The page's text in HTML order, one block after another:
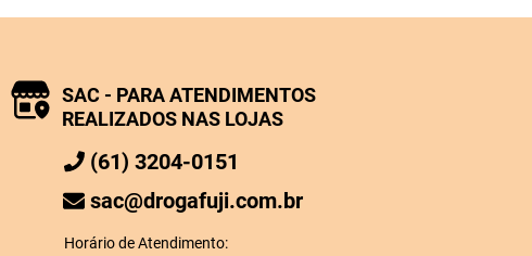
SAC - PARA ATENDIMENTOS
REALIZADOS NAS LOJAS
(61) 3204-0151
sac@drogafuji.com.br
Horário de Atendimento: